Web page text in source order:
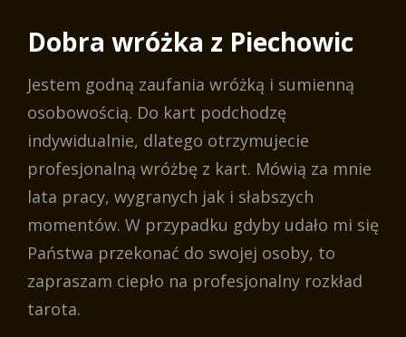
Dobra wróżka z Piechowic
Jestem godną zaufania wróżką i sumienną
osobowością. Do kart podchodzę
indywidualnie, dlatego otrzymujecie
profesjonalną wróżbę z kart. Mówią za mnie
lata pracy, wygranych jak i słabszych
momentów. W przypadku gdyby udało mi się
Państwa przekonać do swojej osoby, to
zapraszam ciepło na profesjonalny rozkład
tarota.